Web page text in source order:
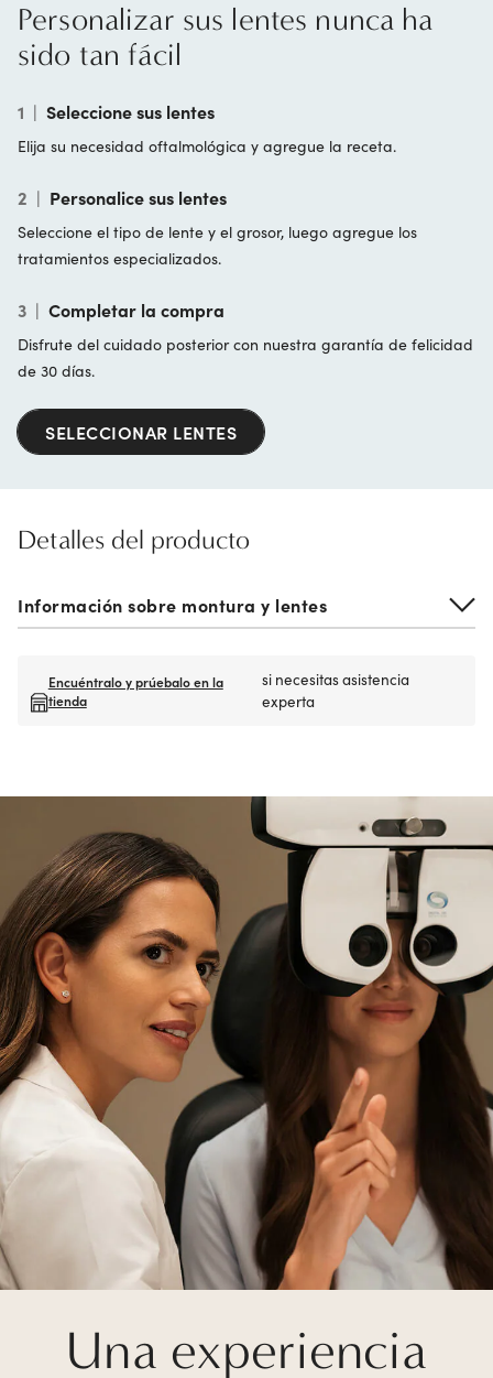
Personalizar sus lentes nunca ha
sido tan fácil
1 | Seleccione sus lentes
Elija su necesidad oftalmológica y agregue la receta.
2 | Personalice sus lentes
Seleccione el tipo de lente y el grosor, luego agregue los
tratamientos especializados.
3 | Completar la compra
Disfrute del cuidado posterior con nuestra garantía de felicidad
de 30 días.
SELECCIONAR LENTES
Detalles del producto
Información sobre montura y lentes
Encuéntralo y prúebalo en la
tienda
si necesitas asistencia
experta
Una experiencia